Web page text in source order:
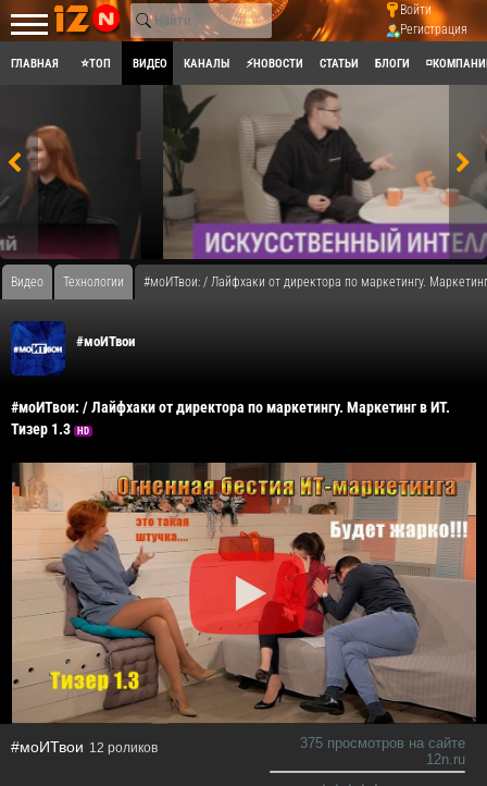
Войти
Регистрация
ГЛАВНАЯ ⭐ТОП ВИДЕО КАНАЛЫ ⚡НОВОСТИ СТАТЬИ БЛОГИ
Видео Технологии #моИТвои: / Лайфхаки от директора по маркетингу.
#моИТвои
#моИТвои: / Лайфхаки от директора по маркетингу. Маркетинг в ИТ.
Тизер 1.3
HD
#моИТвои 12 роликов
375 просмотров на сайте
12n.ru